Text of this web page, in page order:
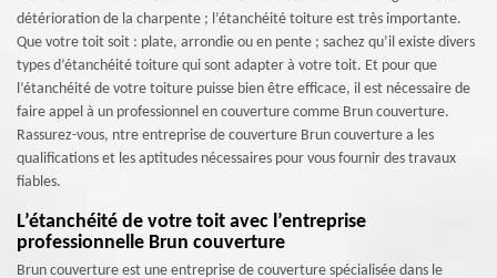
détérioration de la charpente ; l’étanchéité toiture est très importante.
Que votre toit soit : plate, arrondie ou en pente ; sachez qu’il existe divers
types d’étanchéité toiture qui sont adapter à votre toit. Et pour que
l’étanchéité de votre toiture puisse bien être efficace, il est nécessaire de
faire appel à un professionnel en couverture comme Brun couverture.
Rassurez-vous, ntre entreprise de couverture Brun couverture a les
qualifications et les aptitudes nécessaires pour vous fournir des travaux
fiables.
L’étanchéité de votre toit avec l’entreprise
professionnelle Brun couverture
Brun couverture est une entreprise de couverture spécialisée dans le